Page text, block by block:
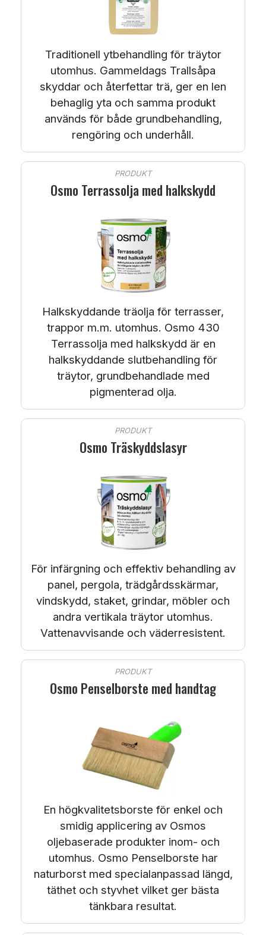
Traditionell ytbehandling för träytor
utomhus. Gammeldags Trallsåpa
skyddar och återfettar trä, ger en len
behaglig yta och samma produkt
används för både grundbehandling,
rengöring och underhåll.
PRODUKT
Osmo Terrassolja med halkskydd
Halkskyddande träolja för terrasser,
trappor m.m. utomhus. Osmo 430
Terrassolja med halkskydd är en
halkskyddande slutbehandling för
träytor, grundbehandlade med
pigmenterad olja.
PRODUKT
Osmo Träskyddslasyr
För infärgning och effektiv behandling av
panel, pergola, trädgårdsskärmar,
vindskydd, staket, grindar, möbler och
andra vertikala träytor utomhus.
Vattenavvisande och väderresistent.
PRODUKT
Osmo Penselborste med handtag
En högkvalitetsborste för enkel och
smidig applicering av Osmos
oljebaserade produkter inom- och
utomhus. Osmo Penselborste har
naturborst med specialanpassad längd,
täthet och styvhet vilket ger bästa
tänkbara resultat.